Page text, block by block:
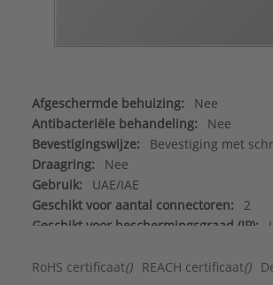
Afgeschermde behuizing:
Nee
Antibacteriële behandeling:
Nee
Bevestigingswijze:
Bevestiging met
Draagring:
Nee
Gebruik:
UAE/IAE
Geschikt voor aantal connectoren:
2
Geschikt voor beschermingsgraad (IP):
Incl. connectoren:
Nee
RoHS certificaat() REACH certificaat()